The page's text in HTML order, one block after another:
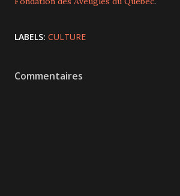
LABELS: CULTURE
Commentaires